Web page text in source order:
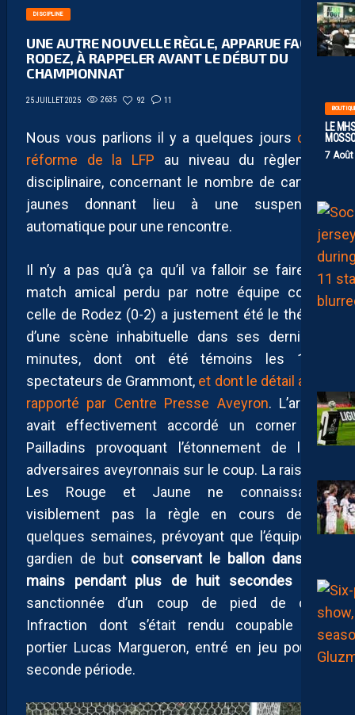
LE
7
DISCIPLINE
UNE AUTRE NOUVELLE RÈGLE, APPARUE FACE À
RODEZ, À RAPPELER AVANT LE DÉBUT DU
CHAMPIONNAT
25 JUILLET 2025 2635 92 11
Nous vous parlions il y a quelques jours de la
réforme de la LFP au niveau du règlement
disciplinaire, concernant le nombre de cartons
jaunes donnant lieu à une suspension
automatique pour une rencontre.
Il n’y a pas qu’à ça qu’il va falloir se faire. Le
match amical perdu par notre équipe contre
celle de Rodez (0-2) a justement été le théâtre
d’une scène inhabituelle dans ses dernières
minutes, dont ont été témoins les 1200
spectateurs de Grammont, et dont le détail a été
rapporté par Centre Presse Aveyron. L’arbitre
avait effectivement accordé un corner aux
Pailladins provoquant l’étonnement de leurs
adversaires aveyronnais sur le coup. La raison ?
Les Rouge et Jaune ne connaissaient
visiblement pas la règle en cours depuis
quelques semaines, prévoyant que l’équipe du
gardien de but conservant le ballon dans les
mains pendant plus de huit secondesétait
sanctionnée d’un coup de pied de coin.
Infraction dont s’était rendu coupable leur
portier Lucas Margueron, entré en jeu pour la
seconde période.